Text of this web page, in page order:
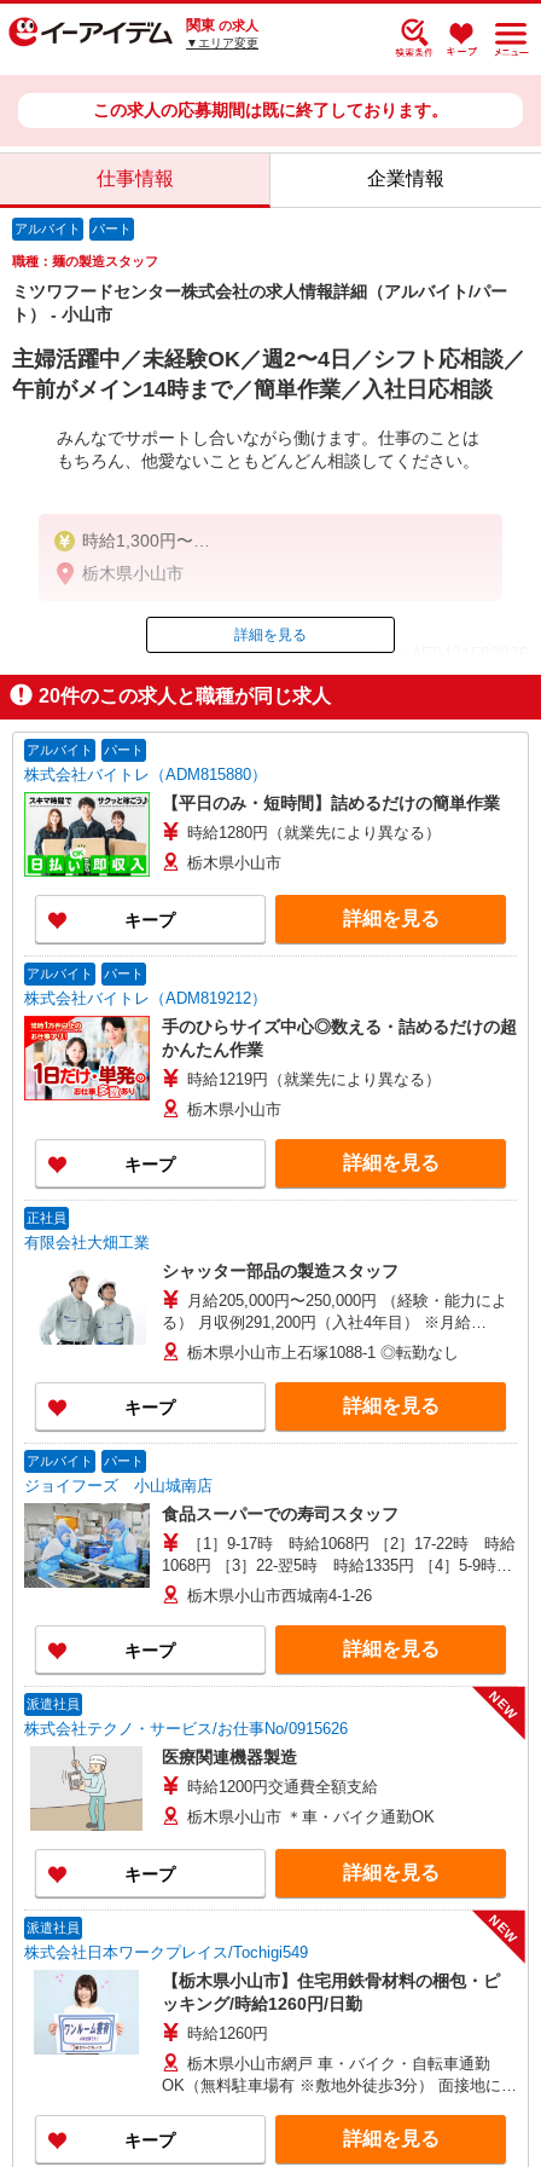
関東 の求人
▼エリア変更
この求人の応募期間は既に終了しております。
仕事情報 企業情報
アルバイト パート
職種：麺の製造スタッフ
ミツワフードセンター株式会社の求人情報詳細（アルバイト/パー
ト） - 小山市
主婦活躍中／未経験OK／週2〜4日／シフト応相談／
午前がメイン14時まで／簡単作業／入社日応相談
みんなでサポートし合いながら働けます。仕事のことは
もちろん、他愛ないこともどんどん相談してください。
時給1,300円〜
昇給あり
栃木県小山市
ID：AE0421582036
掲載期間終了
詳細を見る
20件のこの求人と職種が同じ求人
アルバイト パート
株式会社バイトレ（ADM815880）
【平日のみ・短時間】詰めるだけの簡単作業
時給1280円（就業先により異なる）
栃木県小山市
キープ 詳細を見る
アルバイト パート
株式会社バイトレ（ADM819212）
手のひらサイズ中心◎数える・詰めるだけの超
かんたん作業
時給1219円（就業先により異なる）
栃木県小山市
キープ 詳細を見る
正社員
有限会社大畑工業
シャッター部品の製造スタッフ
月給205,000円〜250,000円 （経験・能力によ
る） 月収例291,200円（入社4年目） ※月給
230,000円＋住宅手当5,000円＋ 子女教育手当
20,000円＋残業代36,200円（20時間分） ※教育試
用期間あり（勤務開始日から3ヶ月程度）：時給
1,100円〜
栃木県小山市上石塚1088-1 ◎転勤なし
キープ 詳細を見る
アルバイト パート
ジョイフーズ 小山城南店
食品スーパーでの寿司スタッフ
［1］9-17時 時給1068円 ［2］17-22時 時給
1068円 ［3］22-翌5時 時給1335円 ［4］5-9時
時給1068円 ※日祝＋50円
栃木県小山市西城南4-1-26
キープ 詳細を見る
派遣社員
株式会社テクノ・サービス/お仕事No/0915626
NEW
医療関連機器製造
時給1200円交通費全額支給
栃木県小山市 ＊車・バイク通勤OK
キープ 詳細を見る
派遣社員
株式会社日本ワークプレイス/Tochigi549
NEW
【栃木県小山市】住宅用鉄骨材料の梱包・ピ
ッキング/時給1260円/日勤
時給1260円
栃木県小山市網戸 車・バイク・自転車通勤
OK（無料駐車場有 ※敷地外徒歩3分） 面接地につ
◆面接地住所：栃木県宇都宮市元今泉4-16-12 公英
ビル2F ※土曜・夜間の面接もお問い合わせくださ
キープ 詳細を見る